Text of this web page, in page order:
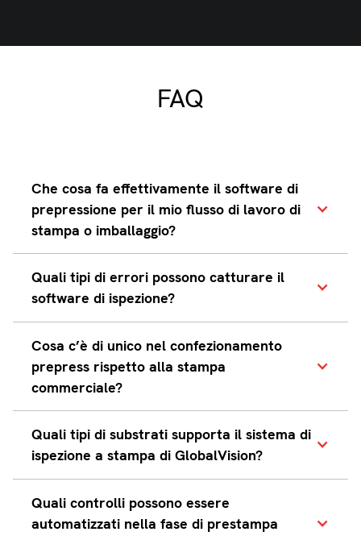
FAQ
Che cosa fa effettivamente il software di
prepressione per il mio flusso di lavoro di
stampa o imballaggio?
Il software di prepressione
automatizza i passaggi critici tra
colore, bozze, imposizione, e
creazione di piastre. Garantisce che
la tua grafica sia pronta per la
approvazioni, in modo da evitare
costosi ristampe e ritardi.
Quali tipi di errori possono catturare il
software di ispezione?
I sistemi di ispezione avanzati
possono rilevare:
Modifiche del testo
Problemi con codici a barre
Immatricolazione
Problemi di non conformità
all'altezza del cervello
Cosa c’è di unico nel confezionamento
prepress rispetto alla stampa
commerciale?
La prepressione dell'imballaggio
comporta una complessità
controlli di regolamentazione (codici
a barre, braille) e i lavori multi-
Quali tipi di substrati supporta il sistema di
ispezione a stampa di GlobalVision?
Il sistema di controllo della stampa di
GlobalVision supporta:
Quali controlli possono essere
automatizzati nella fase di prestampa